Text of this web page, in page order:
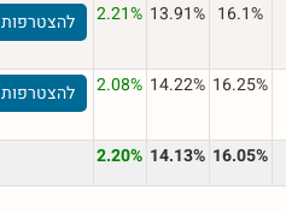
16.1%
13.91%
2.21% להצטרפות
16.25%
14.22%
2.08% להצטרפות
16.05%
14.13%
2.20%